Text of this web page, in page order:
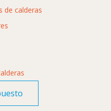
de calderas